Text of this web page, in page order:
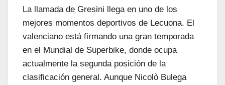
La llamada de Gresini llega en uno de los
mejores momentos deportivos de Lecuona. El
valenciano está firmando una gran temporada
en el Mundial de Superbike, donde ocupa
actualmente la segunda posición de la
clasificación general. Aunque Nicolò Bulega